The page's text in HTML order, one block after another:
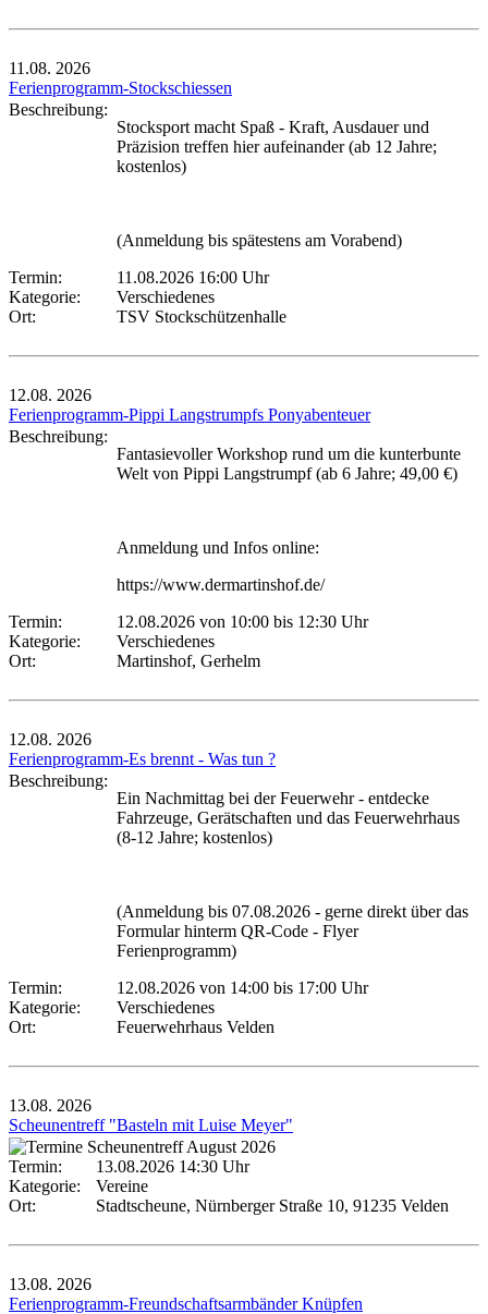
11.08. 2026
Ferienprogramm-Stockschiessen
Beschreibung:
Stocksport macht Spaß - Kraft, Ausdauer und
Präzision treffen hier aufeinander (ab 12 Jahre;
kostenlos)
(Anmeldung bis spätestens am Vorabend)
Termin:
11.08.2026 16:00 Uhr
Kategorie:
Verschiedenes
Ort:
TSV Stockschützenhalle
12.08. 2026
Ferienprogramm-Pippi Langstrumpfs Ponyabenteuer
Beschreibung:
Fantasievoller Workshop rund um die kunterbunte
Welt von Pippi Langstrumpf (ab 6 Jahre; 49,00 €)
Anmeldung und Infos online:
https://www.dermartinshof.de/
Termin:
12.08.2026 von 10:00 bis 12:30 Uhr
Kategorie:
Verschiedenes
Ort:
Martinshof, Gerhelm
12.08. 2026
Ferienprogramm-Es brennt - Was tun ?
Beschreibung:
Ein Nachmittag bei der Feuerwehr - entdecke
Fahrzeuge, Gerätschaften und das Feuerwehrhaus
(8-12 Jahre; kostenlos)
(Anmeldung bis 07.08.2026 - gerne direkt über das
Formular hinterm QR-Code - Flyer
Ferienprogramm)
Termin:
12.08.2026 von 14:00 bis 17:00 Uhr
Kategorie:
Verschiedenes
Ort:
Feuerwehrhaus Velden
13.08. 2026
Scheunentreff "Basteln mit Luise Meyer"
Termin:
13.08.2026 14:30 Uhr
Kategorie:
Vereine
Ort:
Stadtscheune, Nürnberger Straße 10, 91235 Velden
13.08. 2026
Ferienprogramm-Freundschaftsarmbänder Knüpfen